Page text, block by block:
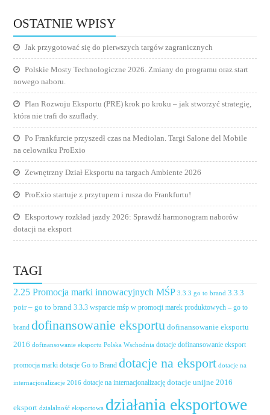
OSTATNIE WPISY
Jak przygotować się do pierwszych targów zagranicznych
Polskie Mosty Technologiczne 2026. Zmiany do programu oraz start
nowego naboru.
Plan Rozwoju Eksportu (PRE) krok po kroku – jak stworzyć strategię,
która nie trafi do szuflady.
Po Frankfurcie przyszedł czas na Mediolan. Targi Salone del Mobile
na celowniku ProExio
Zewnętrzny Dział Eksportu na targach Ambiente 2026
ProExio startuje z przytupem i rusza do Frankfurtu!
Eksportowy rozkład jazdy 2026: Sprawdź harmonogram naborów
dotacji na eksport
TAGI
2.25 Promocja marki innowacyjnych MŚP 3.3.3 go to brand 3.3.3
poir – go to brand 3.3.3 wsparcie mśp w promocji marek produktowych – go to
brand dofinansowanie eksportu dofinansowanie eksportu
2016 dofinansowanie eksportu Polska Wschodnia dotacje dofinansowanie eksport
promocja marki dotacje Go to Brand dotacje na eksport dotacje na
internacjonalizacje 2016 dotacje na internacjonalizację dotacje unijne 2016
eksport działalność eksportowa działania eksportowe